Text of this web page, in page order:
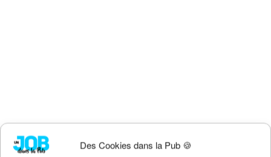
Des Cookies dans la Pub 🍪